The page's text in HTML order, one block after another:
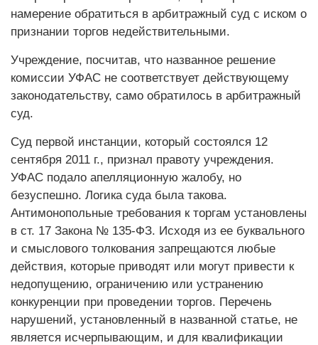
намерение обратиться в арбитражный суд с иском о
признании торгов недействительными.
Учреждение, посчитав, что названное решение
комиссии УФАС не соответствует действующему
законодательству, само обратилось в арбитражный
суд.
Суд первой инстанции, который состоялся 12
сентября 2011 г., признал правоту учреждения.
УФАС подало апелляционную жалобу, но
безуспешно. Логика суда была такова.
Антимонопольные требования к торгам установлены
в ст. 17 Закона № 135-ФЗ. Исходя из ее буквального
и смыслового толкования запрещаются любые
действия, которые приводят или могут привести к
недопущению, ограничению или устранению
конкуренции при проведении торгов. Перечень
нарушений, установленный в названной статье, не
является исчерпывающим, и для квалификации